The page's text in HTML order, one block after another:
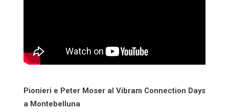
Pionieri e Peter Moser al Vibram Connection Days
a Montebelluna